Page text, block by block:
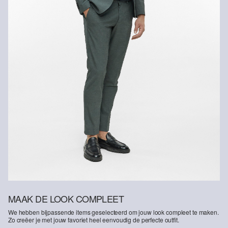
MAAK DE LOOK COMPLEET
We hebben bijpassende items geselecteerd om jouw look compleet te maken.
Zo creëer je met jouw favoriet heel eenvoudig de perfecte outfit.